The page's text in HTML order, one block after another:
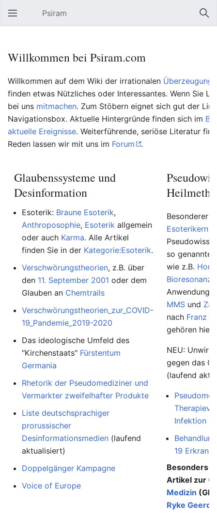
Hauptmenü öffnen Psiram
Willkommen bei Psiram.com
Willkommen auf dem Wiki der irrationalen
finden etwas Nützliches oder Interessantes. Wenn Sie
bei uns mitmachen. Zum Stöbern eignet sich gut der
Navigationsbox. Aktuelle Hintergründe finden sich im
aktuelle Ereignisse. Weiterführende, seriöse Literatur
Reden lassen wir mit uns im Forum .
Glaubenssysteme und
Desinformation
Esoterik: Braune Esoterik,
Anthroposophie, Esoterik allgemein
oder auch Karma. Alle Artikel
finden Sie in der Kategorie:Esoterik.
Verschwörungstheorien, z.B. über
den 11. September 2001 oder dem
Glauben an Chemtrails
Verschwörungstheorien_zur_COVID-
19_Pandemie_2019-2020
Das ideologische Umfeld des
"Kirchenstaats" Fürstentum
Germania
Rhetorik der Pseudomediziner und
Vermarkter zweifelhafter Produkte
Liste deutschsprachiger
prorussischer
Desinformationsmedien (laufend
aktualisiert)
Doppelgänger Kampagne
Voice of Europe
Besonderer
Esoterikern
so genannte
wie z.B.
Bioresonanz
MMS und
nach Franz
gehören
NEU:
gegen das
(laufend
Infektion
19
Besonders
Artikel zur
Medizin
Ryke Geerd